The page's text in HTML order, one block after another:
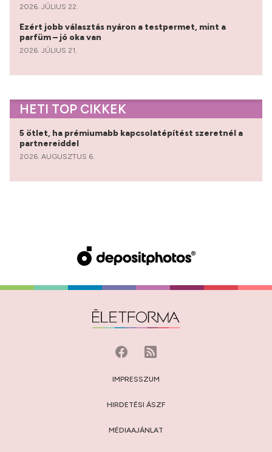
2026. JÚLIUS 22.
Ezért jobb választás nyáron a testpermet, mint a
parfüm – jó oka van
2026. JÚLIUS 21.
HETI TOP CIKKEK
5 ötlet, ha prémiumabb kapcsolatépítést szeretnél a
partnereiddel
2026. AUGUSZTUS 6.
IMPRESSZUM
HIRDETÉSI ÁSZF
MÉDIAAJÁNLAT